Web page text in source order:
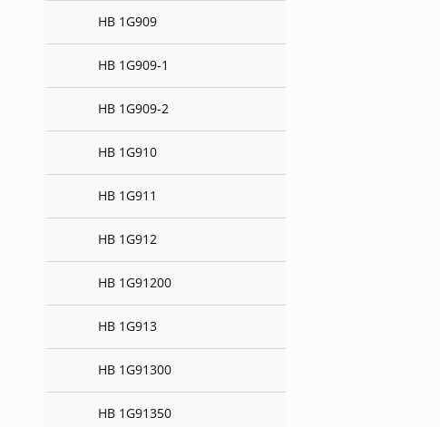
HB 1G909
HB 1G909-1
HB 1G909-2
HB 1G910
HB 1G911
HB 1G912
HB 1G91200
HB 1G913
HB 1G91300
HB 1G91350